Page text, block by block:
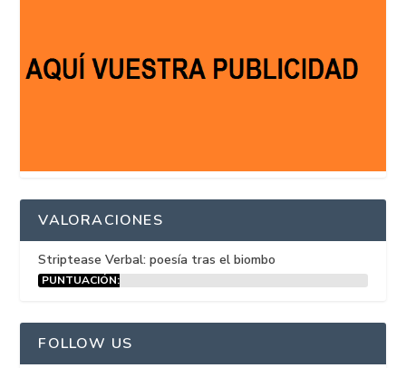
VALORACIONES
Striptease Verbal: poesía tras el biombo
PUNTUACIÓN:
FOLLOW US